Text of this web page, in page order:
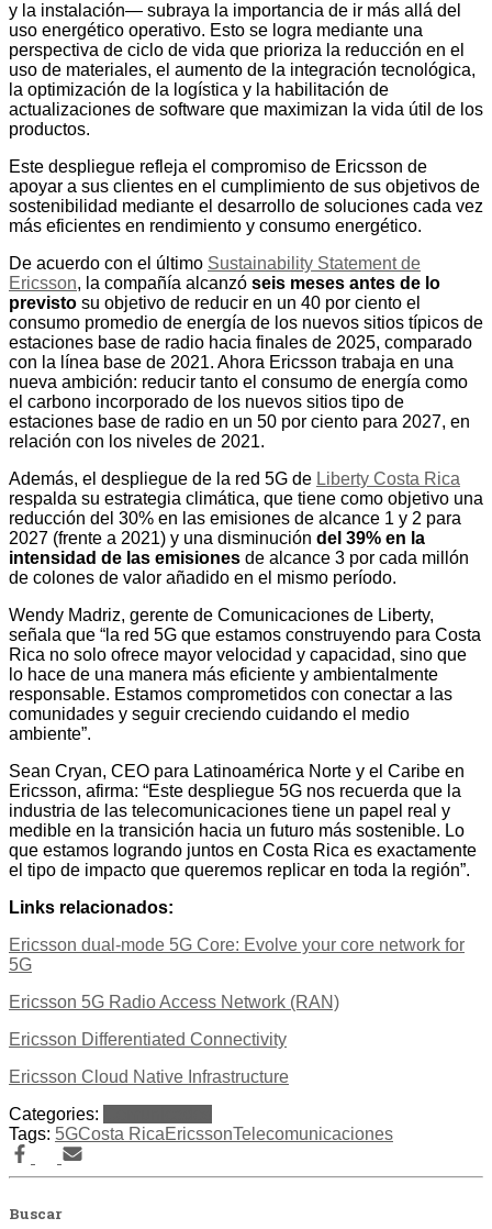
y la instalación— subraya la importancia de ir más allá del
uso energético operativo. Esto se logra mediante una
perspectiva de ciclo de vida que prioriza la reducción en el
uso de materiales, el aumento de la integración tecnológica,
la optimización de la logística y la habilitación de
actualizaciones de software que maximizan la vida útil de los
productos.
Este despliegue refleja el compromiso de Ericsson de
apoyar a sus clientes en el cumplimiento de sus objetivos de
sostenibilidad mediante el desarrollo de soluciones cada vez
más eficientes en rendimiento y consumo energético.
De acuerdo con el último Sustainability Statement de
Ericsson, la compañía alcanzó seis meses antes de lo
previsto su objetivo de reducir en un 40 por ciento el
consumo promedio de energía de los nuevos sitios típicos de
estaciones base de radio hacia finales de 2025, comparado
con la línea base de 2021. Ahora Ericsson trabaja en una
nueva ambición: reducir tanto el consumo de energía como
el carbono incorporado de los nuevos sitios tipo de
estaciones base de radio en un 50 por ciento para 2027, en
relación con los niveles de 2021.
Además, el despliegue de la red 5G de Liberty Costa Rica
respalda su estrategia climática, que tiene como objetivo una
reducción del 30% en las emisiones de alcance 1 y 2 para
2027 (frente a 2021) y una disminución del 39% en la
intensidad de las emisiones de alcance 3 por cada millón
de colones de valor añadido en el mismo período.
Wendy Madriz, gerente de Comunicaciones de Liberty,
señala que “la red 5G que estamos construyendo para Costa
Rica no solo ofrece mayor velocidad y capacidad, sino que
lo hace de una manera más eficiente y ambientalmente
responsable. Estamos comprometidos con conectar a las
comunidades y seguir creciendo cuidando el medio
ambiente”.
Sean Cryan, CEO para Latinoamérica Norte y el Caribe en
Ericsson, afirma: “Este despliegue 5G nos recuerda que la
industria de las telecomunicaciones tiene un papel real y
medible en la transición hacia un futuro más sostenible. Lo
que estamos logrando juntos en Costa Rica es exactamente
el tipo de impacto que queremos replicar en toda la región”.
Links relacionados:
Ericsson dual-mode 5G Core: Evolve your core network for
5G
Ericsson 5G Radio Access Network (RAN)
Ericsson Differentiated Connectivity
Ericsson Cloud Native Infrastructure
Categories:
Tags: 5GCosta RicaEricssonTelecomunicaciones
Buscar